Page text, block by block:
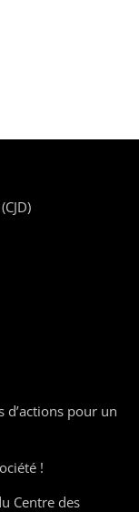
d’actions pour un
!
Centre des